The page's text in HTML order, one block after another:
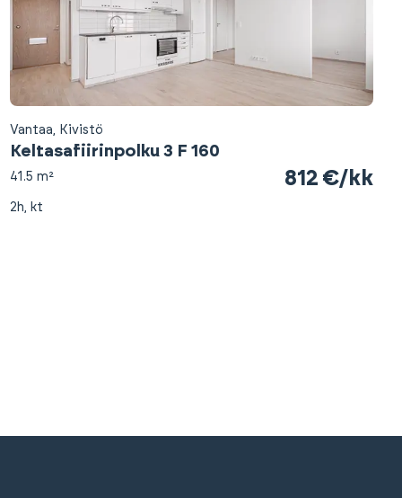
Vantaa, Kivistö
Keltasafiirinpolku 3 F 160
41.5 m² 812 €/kk
2h, kt